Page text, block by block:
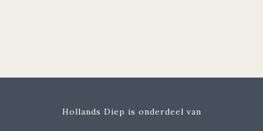
Hollands Diep is onderdeel van